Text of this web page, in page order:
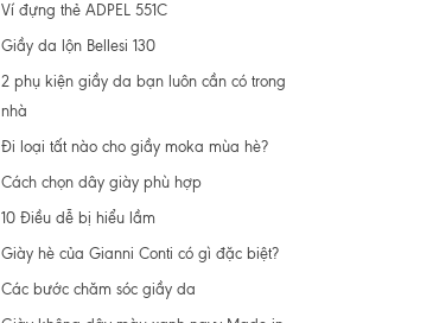
Ví đựng thẻ ADPEL 551C
Giầy da lộn Bellesi 130
2 phụ kiện giầy da bạn luôn cần có trong
nhà
Đi loại tất nào cho giầy moka mùa hè?
Cách chọn dây giày phù hợp
10 Điều dễ bị hiểu lầm
Giày hè của Gianni Conti có gì đặc biệt?
Các bước chăm sóc giầy da